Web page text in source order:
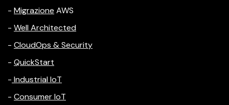
- Migrazione AWS
- Well Architected
- CloudOps & Security
- QuickStart
- Industrial IoT
- Consumer IoT